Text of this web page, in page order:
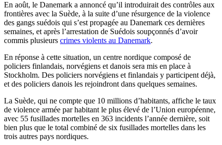
En août, le Danemark a annoncé qu’il introduirait des contrôles aux
frontières avec la Suède, à la suite d’une résurgence de la violence
des gangs suédois qui s’est propagée au Danemark ces dernières
semaines, et après l’arrestation de Suédois soupçonnés d’avoir
commis plusieurs crimes violents au Danemark.
En réponse à cette situation, un centre nordique composé de
policiers finlandais, norvégiens et danois sera mis en place à
Stockholm. Des policiers norvégiens et finlandais y participent déjà,
et des policiers danois les rejoindront dans quelques semaines.
La Suède, qui ne compte que 10 millions d’habitants, affiche le taux
de violence armée par habitant le plus élevé de l’Union européenne,
avec 55 fusillades mortelles en 363 incidents l’année dernière, soit
bien plus que le total combiné de six fusillades mortelles dans les
trois autres pays nordiques.